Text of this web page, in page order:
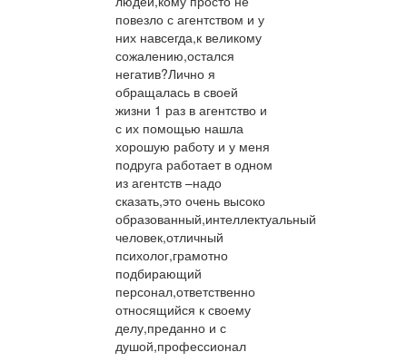
повезло с агентством и у
них навсегда,к великому
сожалению,остался
негатив?Лично я
обращалась в своей
жизни 1 раз в агентство и
с их помощью нашла
хорошую работу и у меня
подруга работает в одном
из агентств –надо
сказать,это очень высоко
образованный,интеллектуальный
человек,отличный
психолог,грамотно
подбирающий
персонал,ответственно
относящийся к своему
делу,преданно и с
душой,профессионал